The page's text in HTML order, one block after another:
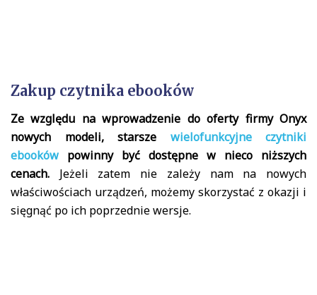
Zakup czytnika ebooków
Ze względu na wprowadzenie do oferty firmy Onyx
nowych modeli, starsze wielofunkcyjne czytniki
ebooków powinny być dostępne w nieco niższych
cenach. Jeżeli zatem nie zależy nam na nowych
właściwościach urządzeń, możemy skorzystać z okazji i
sięgnąć po ich poprzednie wersje.